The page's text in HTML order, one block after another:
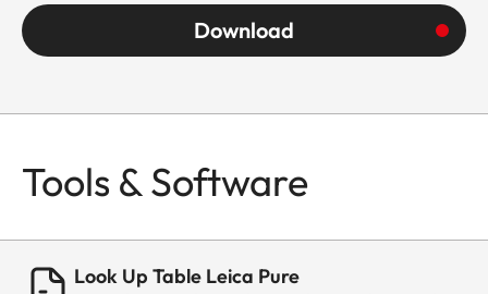
Download
Tools & Software
Look Up Table Leica Pure